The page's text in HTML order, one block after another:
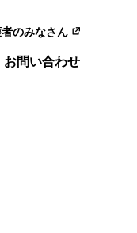
のみなさん
お問い合わせ